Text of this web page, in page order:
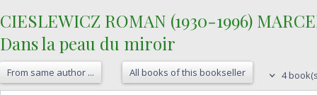
‎CIESLEWICZ ROMAN (1930-1996)
‎Dans la peau du miroir‎
From same author ... All books of this bookseller 4